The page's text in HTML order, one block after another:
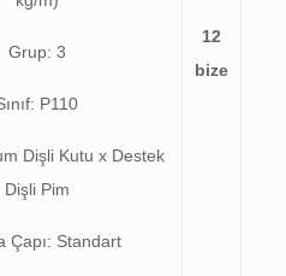
Grup: 3
P110
Dişli Kutu x Destek
Dişli Pim
Çapı: Standart
12
bize